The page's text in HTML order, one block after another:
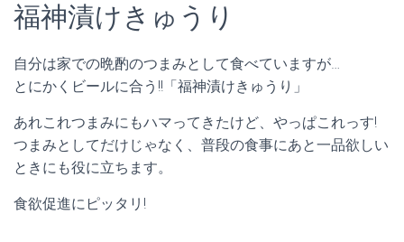
福神漬けきゅうり
自分は家での晩酌のつまみとして食べていますが…
とにかくビールに合う!!「福神漬けきゅうり」
あれこれつまみにもハマってきたけど、やっぱこれっす!
つまみとしてだけじゃなく、普段の食事にあと一品欲しい
ときにも役に立ちます。
食欲促進にピッタリ!